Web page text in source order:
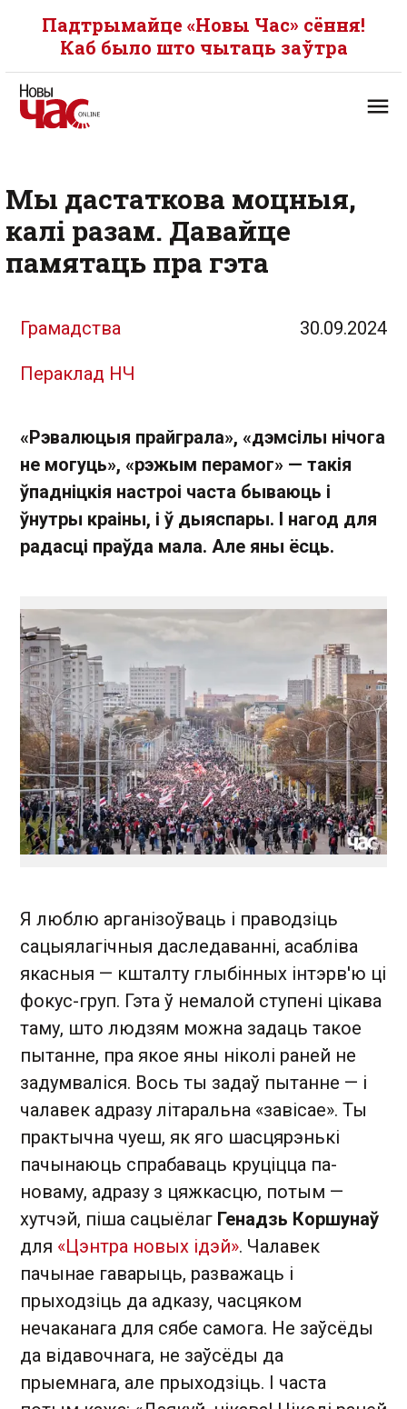
Падтрымайце «Новы Час» сёння!
Каб было што чытаць заўтра
Мы дастаткова моцныя,
калі разам. Давайце
памятаць пра гэта
Грамадства 30.09.2024
Пераклад НЧ
«Рэвалюцыя прайграла», «дэмсілы нічога
не могуць», «рэжым перамог» — такія
ўпадніцкія настроі часта бываюць і
ўнутры краіны, і ў дыяспары. І нагод для
радасці праўда мала. Але яны ёсць.
Я люблю арганізоўваць і праводзіць
сацыялагічныя даследаванні, асабліва
якасныя — кшталту глыбінных інтэрв'ю ці
фокус-груп. Гэта ў немалой ступені цікава
таму, што людзям можна задаць такое
пытанне, пра якое яны ніколі раней не
задумваліся. Вось ты задаў пытанне — і
чалавек адразу літаральна «завісае». Ты
практычна чуеш, як яго шасцярэнькі
пачынаюць спрабаваць круціцца па-
новаму, адразу з цяжкасцю, потым —
хутчэй, піша сацыёлаг Генадзь Коршунаў
для «Цэнтра новых ідэй». Чалавек
пачынае гаварыць, разважаць і
прыходзіць да адказу, часцяком
нечаканага для сябе самога. Не заўсёды
да відавочнага, не заўсёды да
прыемнага, але прыходзіць. І часта